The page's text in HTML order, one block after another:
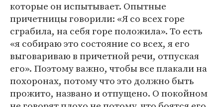
которые он испытывает. Опытные
причетницы говорили: «Я со всех горе
сграбила, на себя горе положила». То есть
«я собираю это состояние со всех, я его
выговариваю в причетной речи, отпуская
его». Поэтому важно, чтобы все плакали на
похоронах, потому что это должно быть
прожито, названо и отпущено. О покойном